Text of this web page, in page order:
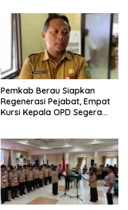
Pemkab Berau Siapkan
Regenerasi Pejabat, Empat
Kursi Kepala OPD Segera